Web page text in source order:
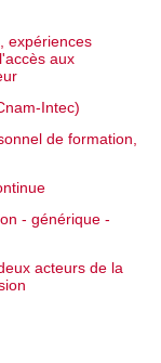
expériences
aux
Intec)
de formation,
- générique -
acteurs de la